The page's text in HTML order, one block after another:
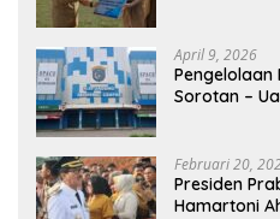
April 9, 2026
Sorotan –
Februari 20,
Presiden
Hamartoni